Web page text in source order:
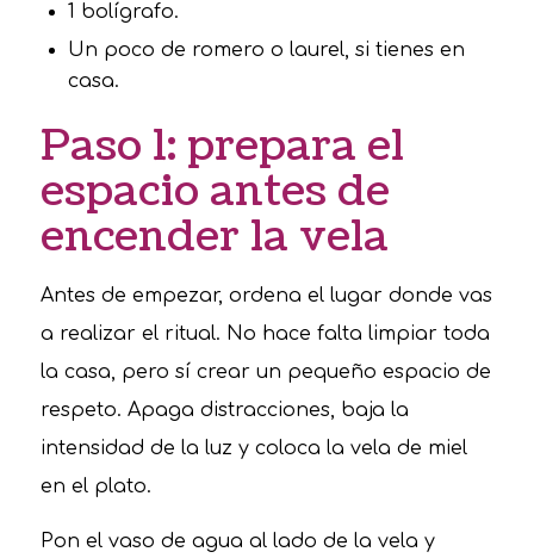
1 bolígrafo.
Un poco de romero o laurel, si tienes en
casa.
Paso 1: prepara el
espacio antes de
encender la vela
Antes de empezar, ordena el lugar donde vas
a realizar el ritual. No hace falta limpiar toda
la casa, pero sí crear un pequeño espacio de
respeto. Apaga distracciones, baja la
intensidad de la luz y coloca la vela de miel
en el plato.
Pon el vaso de agua al lado de la vela y